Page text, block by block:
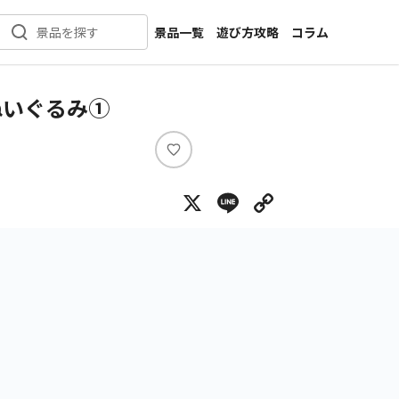
景品を探す
景品一覧
新着景品
メーカー一覧
遊び方攻略
コラム
インタビュー
いぐるみ①
い
ね
X Line